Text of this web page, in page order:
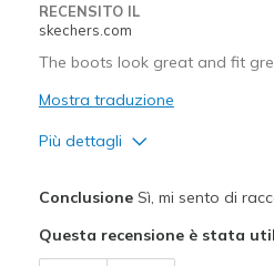
RECENSITO IL
skechers.com
The boots look great and fit
Mostra traduzione
Più dettagli
Comfortable
ConclusioneSì, mi sento di
Questa recensione è stata